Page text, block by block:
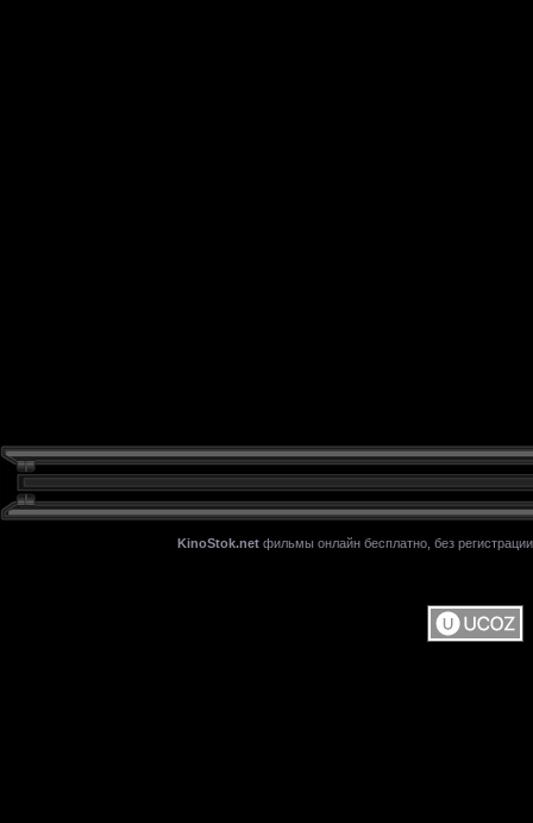
KinoStok.net фильмы онлайн бесплатно, без